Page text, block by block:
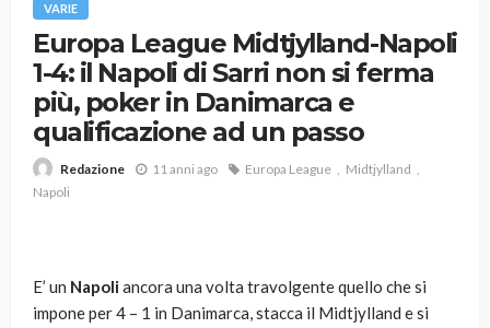
VARIE
Europa League Midtjylland-Napoli
1-4: il Napoli di Sarri non si ferma
più, poker in Danimarca e
qualificazione ad un passo
Redazione 11 anni ago Europa League
Midtjylland
Napoli
E’ un Napoliancora una volta travolgente quello che si
impone per 4 – 1 in Danimarca, stacca il Midtjylland e si